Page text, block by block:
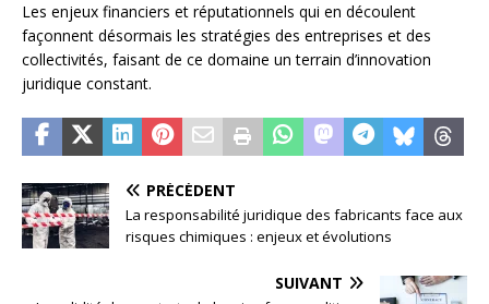
Les enjeux financiers et réputationnels qui en découlent
façonnent désormais les stratégies des entreprises et des
collectivités, faisant de ce domaine un terrain d’innovation
juridique constant.
PRÉCÉDENT
La responsabilité juridique des fabricants face aux
risques chimiques : enjeux et évolutions
SUIVANT